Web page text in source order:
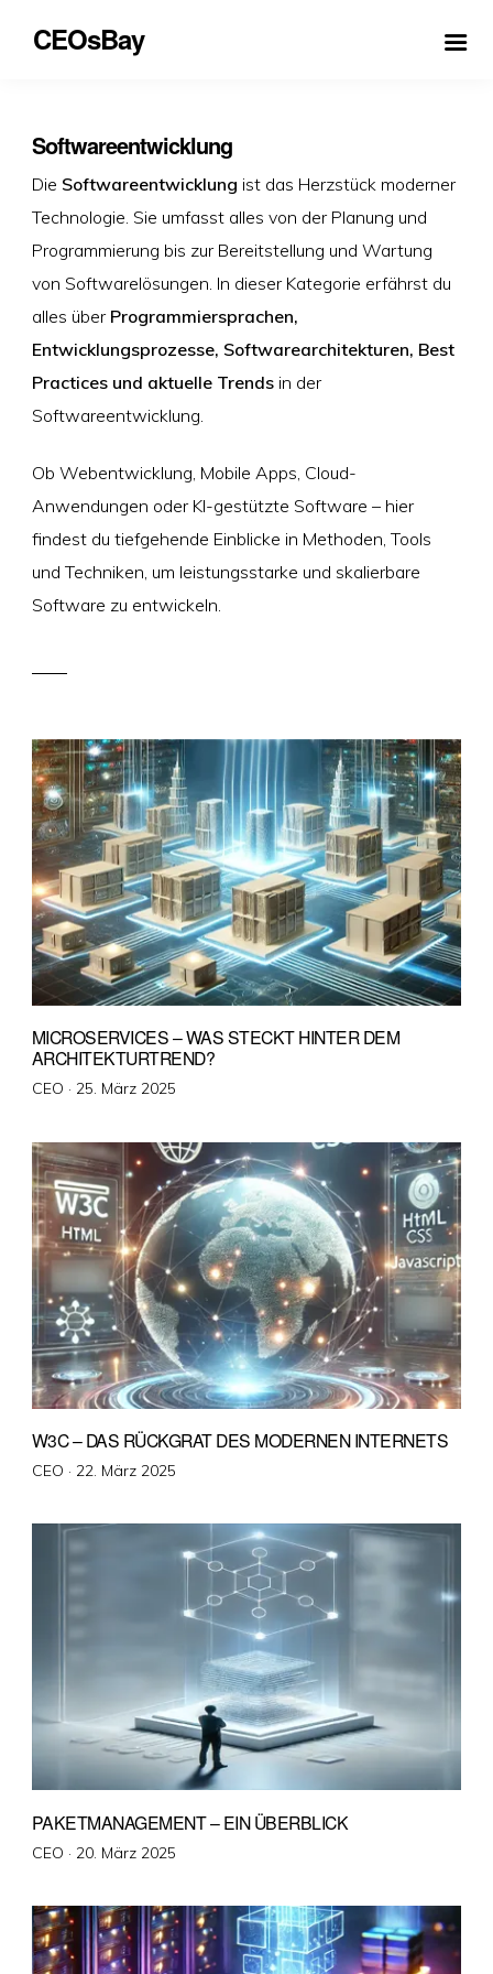
CEOsBay
Softwareentwicklung
Die Softwareentwicklung ist das Herzstück moderner
Technologie. Sie umfasst alles von der Planung und
Programmierung bis zur Bereitstellung und Wartung
von Softwarelösungen. In dieser Kategorie erfährst du
alles über Programmiersprachen,
Entwicklungsprozesse, Softwarearchitekturen, Best
Practices und aktuelle Trendsin der
Softwareentwicklung.
Ob Webentwicklung, Mobile Apps, Cloud-
Anwendungen oder KI-gestützte Software – hier
findest du tiefgehende Einblicke in Methoden, Tools
und Techniken, um leistungsstarke und skalierbare
Software zu entwickeln.
MICROSERVICES – WAS STECKT HINTER DEM
ARCHITEKTURTREND?
CEO · Veröffentlicht
25. März 2025
W3C – DAS RÜCKGRAT DES MODERNEN INTERNETS
CEO · Veröffentlicht
22. März 2025
PAKETMANAGEMENT – EIN ÜBERBLICK
CEO · Veröffentlicht
20. März 2025